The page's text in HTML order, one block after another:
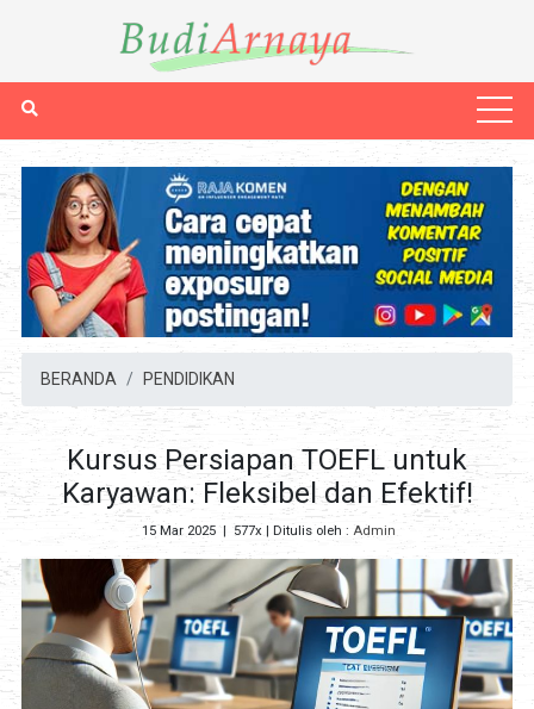
BERANDA PENDIDIKAN
Kursus Persiapan TOEFL untuk
Karyawan: Fleksibel dan Efektif!
15 Mar 2025| 577x| Ditulis oleh : Admin